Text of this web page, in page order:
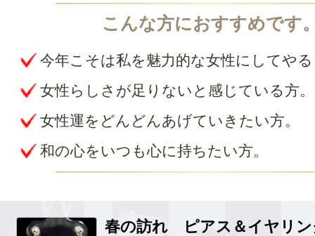
今年こそは私を魅力的な女性にしてや
女性らしさが足りないと感じている方。
女性運をどんどんあげていきたい方。
和の心をいつも心に持ちたい方。
春の訪れ ピアス＆イヤリン